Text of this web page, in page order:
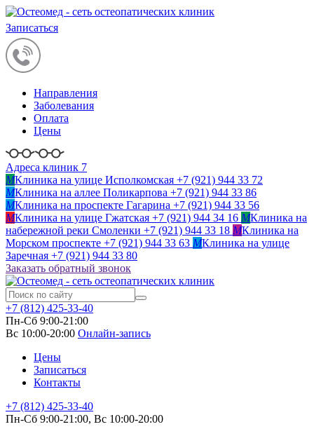
Записаться
Направления
Заболевания
Оплата
Цены
Адреса клиник 7
MКлиника на улице Исполкомская +7 (921) 944 33 72
MКлиника на аллее Поликарпова +7 (921) 944 33 86
MКлиника на проспекте Гагарина +7 (921) 944 33 56
MКлиника на улице Гжатская +7 (921) 944 34 16 MКлиника на
набережной реки Смоленки +7 (921) 944 33 18 MКлиника на
Морском проспекте +7 (921) 944 33 63 MКлиника на улице
Заречная +7 (921) 944 33 80
Заказать обратный звонок
+7 (812) 425-33-40
Пн-Сб 9:00-21:00
Вс 10:00-20:00 Онлайн-запись
Цены
Записаться
Контакты
+7 (812) 425-33-40
Пн-Сб 9:00-21:00, Вс 10:00-20:00